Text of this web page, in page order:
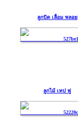
ลูกปัด เลื่อม พลอย
ลูกไม้ เทป พู่